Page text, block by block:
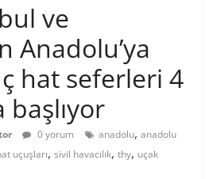
ve
Anadolu’ya
hat seferleri 4
başlıyor
0 yorum anadolu,anadolu
uçuşları,sivil havacılık,thy, uçak